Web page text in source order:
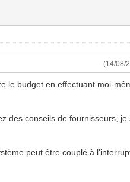
(14/08/
le budget en effectuant moi-
des conseils de fournisseurs, je
peut être couplé à